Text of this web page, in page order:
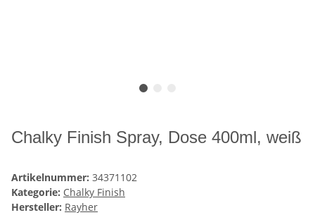
Chalky Finish Spray, Dose 400ml, weiß
Artikelnummer: 34371102
Kategorie: Chalky Finish
Hersteller: Rayher